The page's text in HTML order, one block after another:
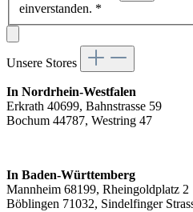
einverstanden. *
Unsere Stores
In Nordrhein-Westfalen
Erkrath 40699, Bahnstrasse 59
Bochum 44787, Westring 47
In Baden-Württemberg
Mannheim 68199, Rheingoldplatz 2
Böblingen 71032, Sindelfinger